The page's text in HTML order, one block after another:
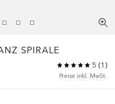
SPIRALE
5 (1 )
Preise inkl. MwSt.